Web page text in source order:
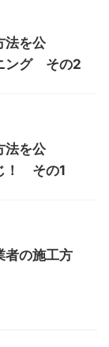
法を公
ング その2
法を公
！ その1
の施工方